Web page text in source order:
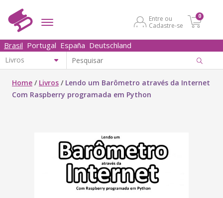
Entre ou
Cadastre-se
0
Brasil Portugal España Deutschland
Home / Livros / Lendo um Barômetro através da Internet
Com Raspberry programada em Python